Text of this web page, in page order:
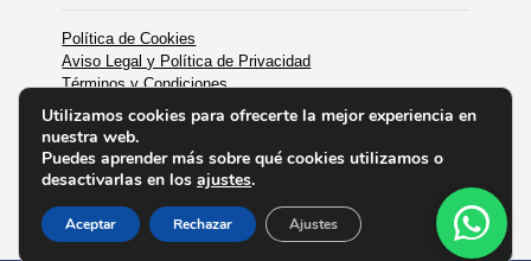
Política de Cookies
Aviso Legal y Política de Privacidad
Términos y Condiciones
Política de Calidad
Utilizamos cookies para ofrecerte la mejor experiencia en
nuestra web.
Puedes aprender más sobre qué cookies utilizamos o
desactivarlas en los ajustes.
Aceptar Rechazar Ajustes